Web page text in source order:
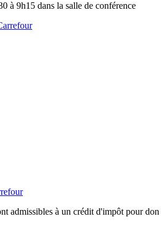
à 9h15 dans la salle de conférence
admissibles à un crédit d'impôt pour